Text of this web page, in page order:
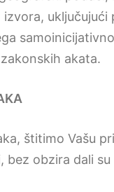
akata.
štitimo Vašu
obzira dali